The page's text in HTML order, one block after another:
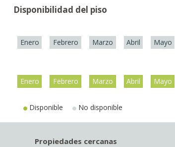
Disponibilidad del piso
Enero Febrero Marzo Abril Mayo
Enero Febrero Marzo Abril Mayo
Disponible No disponible
Propiedades cercanas